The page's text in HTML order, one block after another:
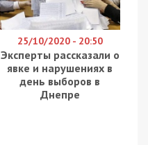
25/10/2020 - 20:50
Эксперты рассказали о
явке и нарушениях в
день выборов в
Днепре